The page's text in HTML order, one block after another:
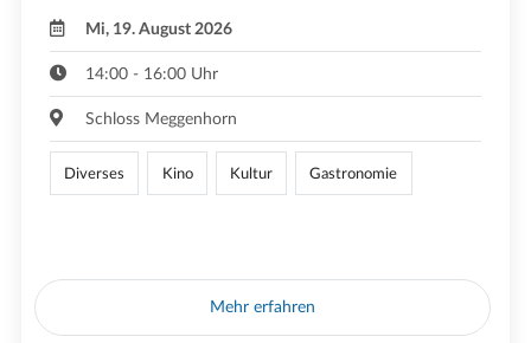
Mi, 19. August 2026
14:00 - 16:00 Uhr
Schloss Meggenhorn
Diverses Kino Kultur Gastronomie
Mehr erfahren